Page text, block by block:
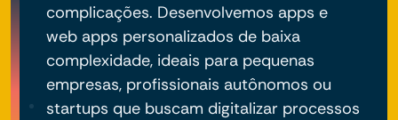
complicações. Desenvolvemos apps e
web apps personalizados de baixa
complexidade, ideais para pequenas
empresas, profissionais autônomos ou
startups que buscam digitalizar processos